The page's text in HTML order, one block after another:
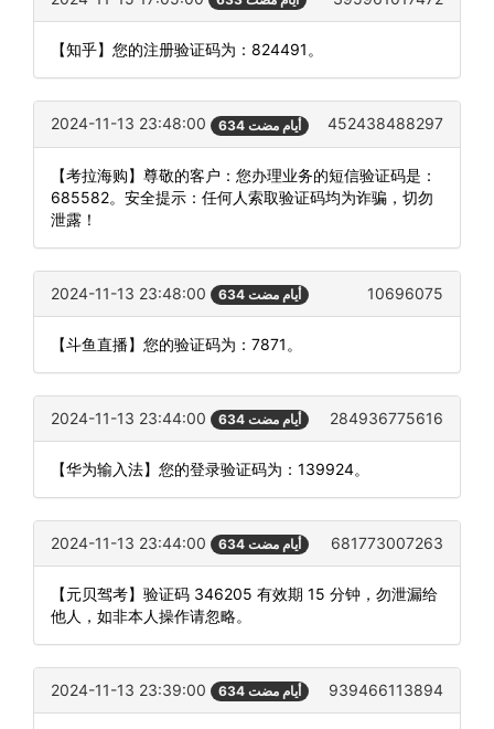
【知乎】您的注册验证码为：824491。
2024-11-13 23:48:00 634 أيام مضت 452438488297
【考拉海购】尊敬的客户：您办理业务的短信验证码是：
685582。安全提示：任何人索取验证码均为诈骗，切勿
泄露！
2024-11-13 23:48:00 634 أيام مضت 10696075
【斗鱼直播】您的验证码为：7871。
2024-11-13 23:44:00 634 أيام مضت 284936775616
【华为输入法】您的登录验证码为：139924。
2024-11-13 23:44:00 634 أيام مضت 681773007263
【元贝驾考】验证码 346205 有效期 15 分钟，勿泄漏给
他人，如非本人操作请忽略。
2024-11-13 23:39:00 634 أيام مضت 939466113894